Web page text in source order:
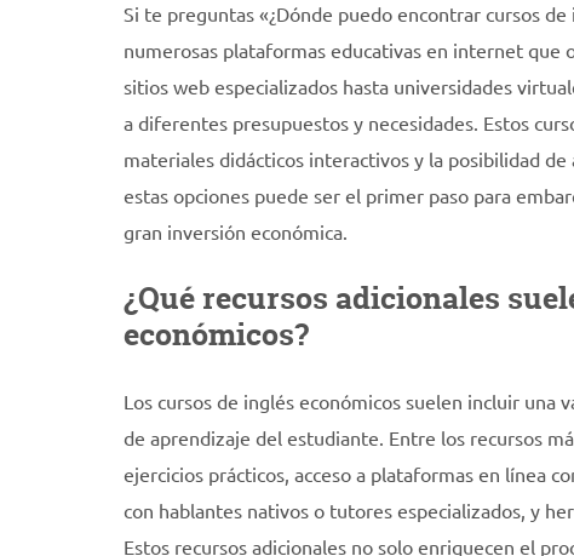
Si te preguntas «¿Dónde puedo encontrar cursos
numerosas plataformas educativas en internet que
sitios web especializados hasta universidades
a diferentes presupuestos y necesidades. Estos
materiales didácticos interactivos y la posibilidad
estas opciones puede ser el primer paso para
gran inversión económica.
¿Qué recursos adicionales
económicos?
Los cursos de inglés económicos suelen incluir una
de aprendizaje del estudiante. Entre los recursos
ejercicios prácticos, acceso a plataformas en línea
con hablantes nativos o tutores especializados, y
Estos recursos adicionales no solo enriquecen el